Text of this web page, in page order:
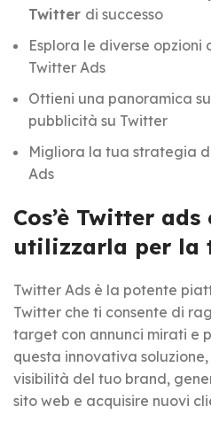
Twitter di successo
Esplora le diverse
Twitter Ads
Ottieni una panoramica
pubblicità su Twitter
Migliora la tua strategia
Ads
Cos’è Twitter ads
utilizzarla per la
Twitter Ads è la potente
Twitter che ti consente di
target con annunci mirati e
questa innovativa
visibilità del tuo brand,
sito web e acquisire nuovi